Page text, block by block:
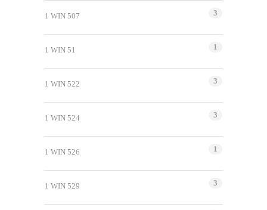
1 WIN 507 3
1 WIN 51 1
1 WIN 522 3
1 WIN 524 3
1 WIN 526 1
1 WIN 529 3